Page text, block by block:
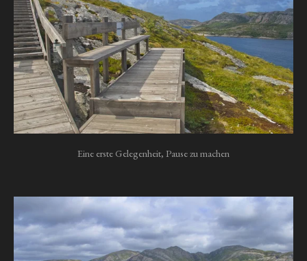
Eine erste Gelegenheit, Pause zu machen